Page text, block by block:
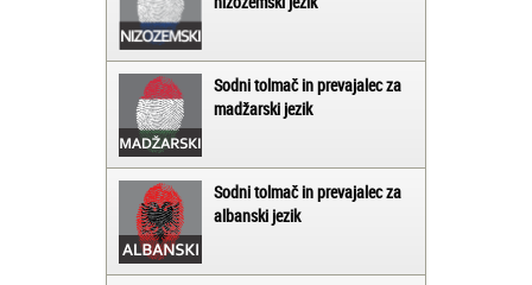
Sodni tolmač in prevajalec za
madžarski jezik
Sodni tolmač in prevajalec za
albanski jezik